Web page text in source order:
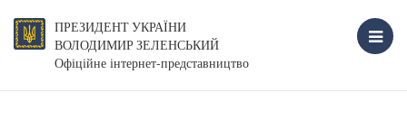
ПРЕЗИДЕНТ УКРАЇНИ
ВОЛОДИМИР ЗЕЛЕНСЬКИЙ
Офіційне інтернет-представництво